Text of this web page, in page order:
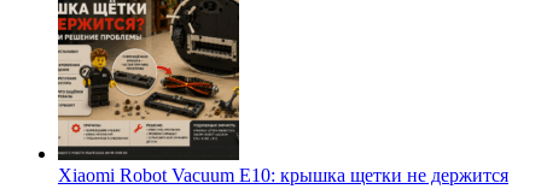
Xiaomi Robot Vacuum E10: крышка щетки не держится